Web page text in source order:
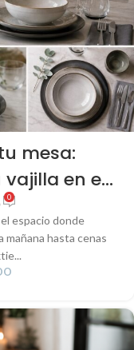
mesa:
en el
0
espacio donde
mañana hasta cenas